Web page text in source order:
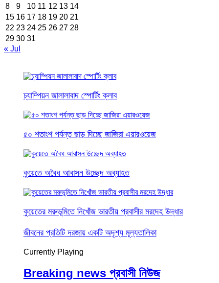
8
9 10 11 12 13 14
15 16 17 18 19 20 21
22 23 24 25 26 27 28
29 30 31
« Jul
চ্যাম্পিয়ন জালালাবাদ স্পোর্টিং ক্লাব
৫০ শতাংশ পর্যন্ত ছাড় দিচ্ছে জাজিরা এয়ারওয়েজ
কুয়েতে অবৈধ আবাসন উচ্ছেদ অব্যাহত
কুয়েতের মরুভূমিতে নিখোঁজ ভারতীয় প্রবাসীর মরদেহ উদ্ধার
জীবনের প্রতিটি দরজায় একটি অদৃশ্য মূল্যতালিকা
Currently Playing
Breaking news প্রবাসী নিউজ